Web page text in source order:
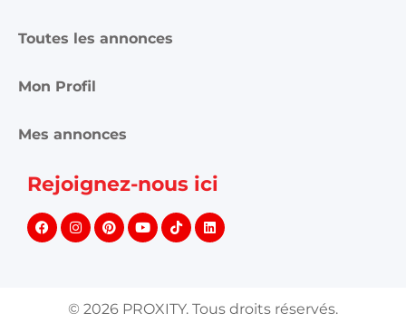
Toutes les annonces
Mon Profil
Mes annonces
Rejoignez-nous ici
© 2026 PROXITY. Tous droits réservés.